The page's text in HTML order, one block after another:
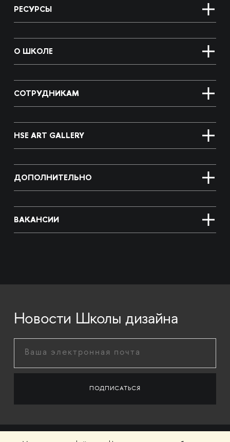
РЕСУРСЫ
О ШКОЛЕ
СОТРУДНИКАМ
HSE ART GALLERY
ДОПОЛНИТЕЛЬНО
ВАКАНСИИ
Новости Школы дизайна